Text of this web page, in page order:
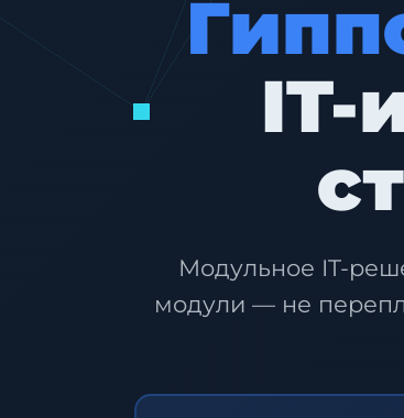
IT-
Модульное IT-
модули — не